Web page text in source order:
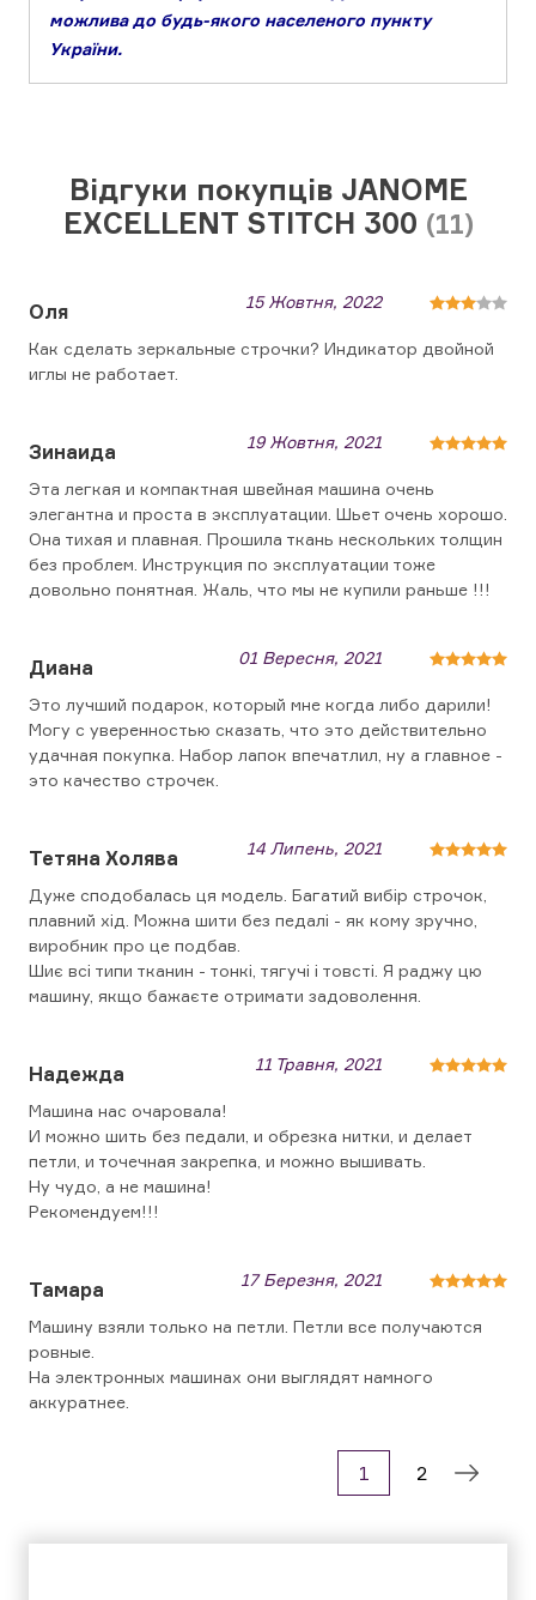
можлива до будь-якого населеного пункту
України.
Відгуки покупців JANOME
EXCELLENT STITCH 300 (11)
Оля 15 Жовтня, 2022
Как сделать зеркальные строчки? Индикатор двойной
иглы не работает.
Зинаида 19 Жовтня, 2021
Эта легкая и компактная швейная машина очень
элегантна и проста в эксплуатации. Шьет очень хорошо.
Она тихая и плавная. Прошила ткань нескольких толщин
без проблем. Инструкция по эксплуатации тоже
довольно понятная. Жаль, что мы не купили раньше !!!
Диана 01 Вересня, 2021
Это лучший подарок, который мне когда либо дарили!
Могу с уверенностью сказать, что это действительно
удачная покупка. Набор лапок впечатлил, ну а главное -
это качество строчек.
Тетяна Холява 14 Липень, 2021
Дуже сподобалась ця модель. Багатий вибір строчок,
плавний хід. Можна шити без педалі - як кому зручно,
виробник про це подбав.
Шиє всі типи тканин - тонкі, тягучі і товсті. Я раджу цю
машину, якщо бажаєте отримати задоволення.
Надежда 11 Травня, 2021
Машина нас очаровала!
И можно шить без педали, и обрезка нитки, и делает
петли, и точечная закрепка, и можно вышивать.
Ну чудо, а не машина!
Рекомендуем!!!
Тамара 17 Березня, 2021
Машину взяли только на петли. Петли все получаются
ровные.
На электронных машинах они выглядят намного
аккуратнее.
1 2